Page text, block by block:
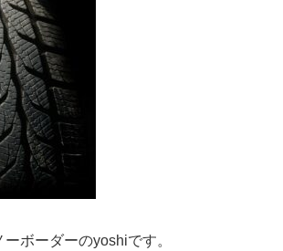
ボーダーのyoshiです。